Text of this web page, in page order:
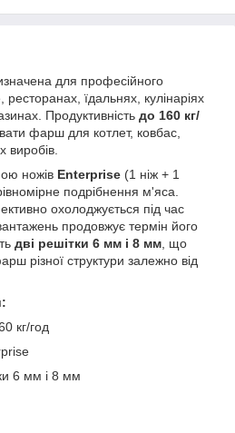
для професійного
їдальнях, кулінаріях
Продуктивність до 160 кг/
фарш для котлет, ковбас,
виробів.
ножів Enterprise (1 ніж + 1
подрібнення м'яса.
охолоджується під час
продовжує термін його
дві решітки 6 мм і 8 мм , що
різної структури залежно від
кг/год
6 мм і 8 мм